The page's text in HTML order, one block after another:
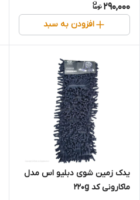
290,000
افزودن به سبد
یدک زمین شوی دبلیو اس مدل
ماکارونی کد 220g